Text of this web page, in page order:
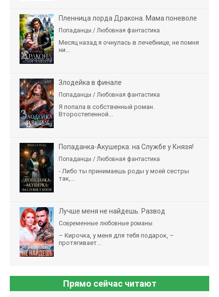
Пленница лорда Дракона. Мама поневоле
Попаданцы / Любовная фантастика
Месяц назад я очнулась в лечебнице, не помня
ни...
Злодейка в финале
Попаданцы / Любовная фантастика
Я попала в собственный роман.
Второстепенной...
Попаданка-Акушерка: на Службе у Князя!
Попаданцы / Любовная фантастика
- Либо ты принимаешь роды у моей сестры
так,...
Лучше меня не найдешь. Развод
Современные любовные романы
– Кирочка, у меня для тебя подарок, –
протягивает...
Прямо сейчас читают